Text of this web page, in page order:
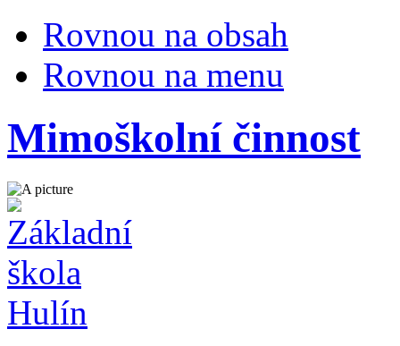
Rovnou na obsah
Rovnou na menu
Mimoškolní činnost